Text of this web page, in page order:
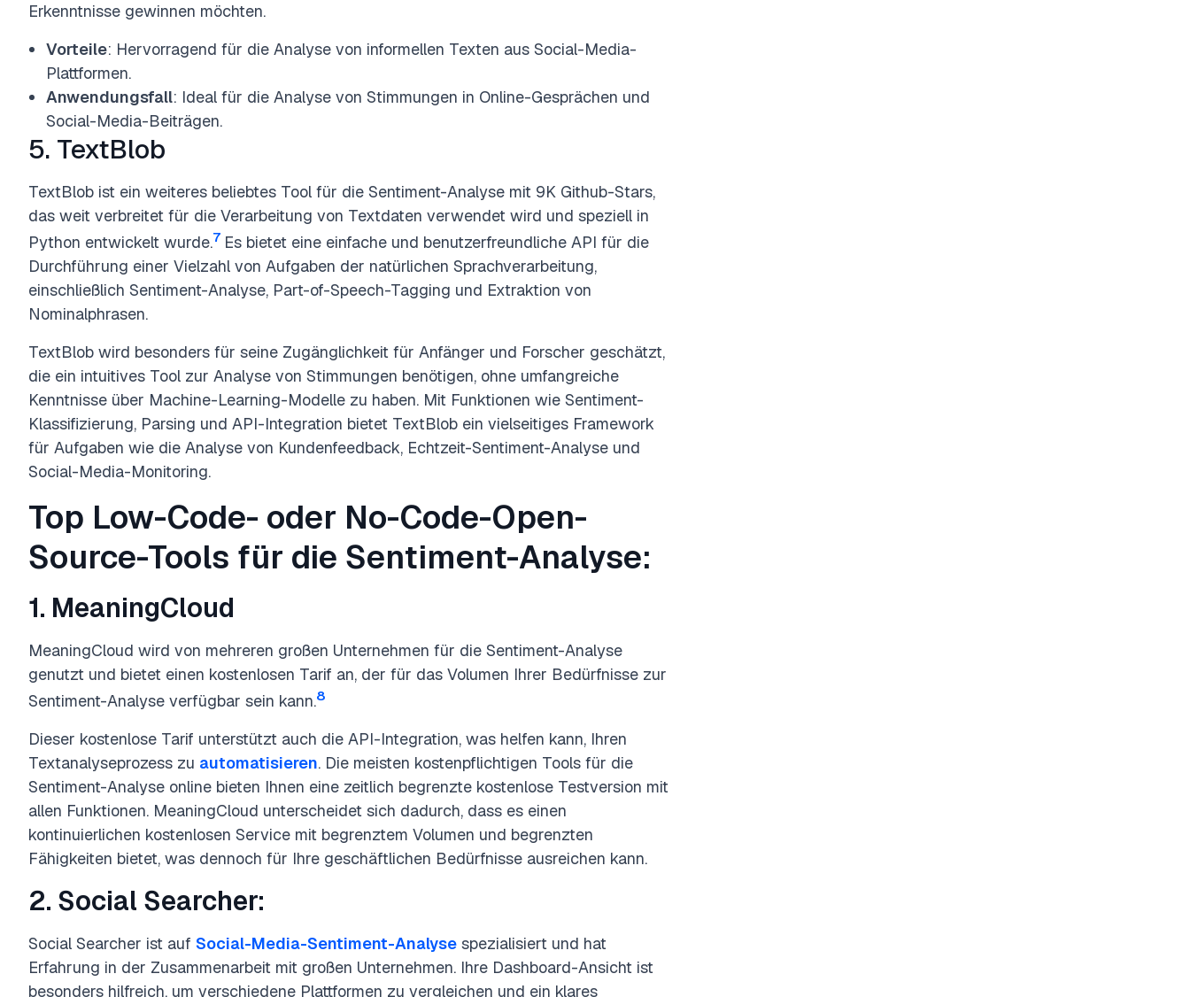
Erkenntnisse gewinnen möchten.
Vorteile: Hervorragend für die Analyse von informellen Texten aus Social-Media-
Plattformen.
Anwendungsfall: Ideal für die Analyse von Stimmungen in Online-Gesprächen und
Social-Media-Beiträgen.
5. TextBlob
TextBlob ist ein weiteres beliebtes Tool für die Sentiment-Analyse mit 9K Github-Stars,
das weit verbreitet für die Verarbeitung von Textdaten verwendet wird und speziell in
Python entwickelt wurde.7 Es bietet eine einfache und benutzerfreundliche API für die
Durchführung einer Vielzahl von Aufgaben der natürlichen Sprachverarbeitung,
einschließlich Sentiment-Analyse, Part-of-Speech-Tagging und Extraktion von
Nominalphrasen.
TextBlob wird besonders für seine Zugänglichkeit für Anfänger und Forscher geschätzt,
die ein intuitives Tool zur Analyse von Stimmungen benötigen, ohne umfangreiche
Kenntnisse über Machine-Learning-Modelle zu haben. Mit Funktionen wie Sentiment-
Klassifizierung, Parsing und API-Integration bietet TextBlob ein vielseitiges Framework
für Aufgaben wie die Analyse von Kundenfeedback, Echtzeit-Sentiment-Analyse und
Social-Media-Monitoring.
Top Low-Code- oder No-Code-Open-
Source-Tools für die Sentiment-Analyse:
1. MeaningCloud
MeaningCloud wird von mehreren großen Unternehmen für die Sentiment-Analyse
genutzt und bietet einen kostenlosen Tarif an, der für das Volumen Ihrer Bedürfnisse zur
Sentiment-Analyse verfügbar sein kann.8
Dieser kostenlose Tarif unterstützt auch die API-Integration, was helfen kann, Ihren
Textanalyseprozess zu automatisieren. Die meisten kostenpflichtigen Tools für die
Sentiment-Analyse online bieten Ihnen eine zeitlich begrenzte kostenlose Testversion mit
allen Funktionen. MeaningCloud unterscheidet sich dadurch, dass es einen
kontinuierlichen kostenlosen Service mit begrenztem Volumen und begrenzten
Fähigkeiten bietet, was dennoch für Ihre geschäftlichen Bedürfnisse ausreichen kann.
2. Social Searcher:
Social Searcher ist auf Social-Media-Sentiment-Analyse spezialisiert und hat
Erfahrung in der Zusammenarbeit mit großen Unternehmen. Ihre Dashboard-Ansicht ist
besonders hilfreich, um verschiedene Plattformen zu vergleichen und ein klares